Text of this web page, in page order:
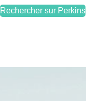
Rechercher sur Perkins